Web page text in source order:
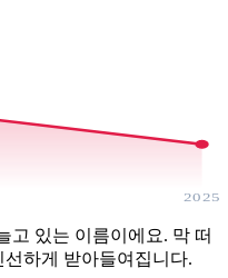
2025
고 있는 이름이에요. 막 떠
하게 받아들여집니다.